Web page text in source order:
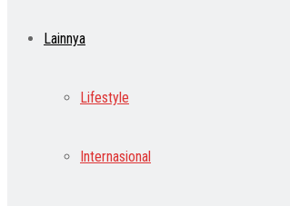
Lainnya
Lifestyle
Internasional